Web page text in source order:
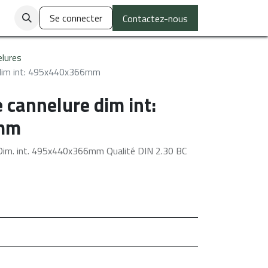
nous Se connecter Contactez-nous
int: 495x440x366mm
cannelure dim int:
int. 495x440x366mm Qualité DIN 2.30 BC